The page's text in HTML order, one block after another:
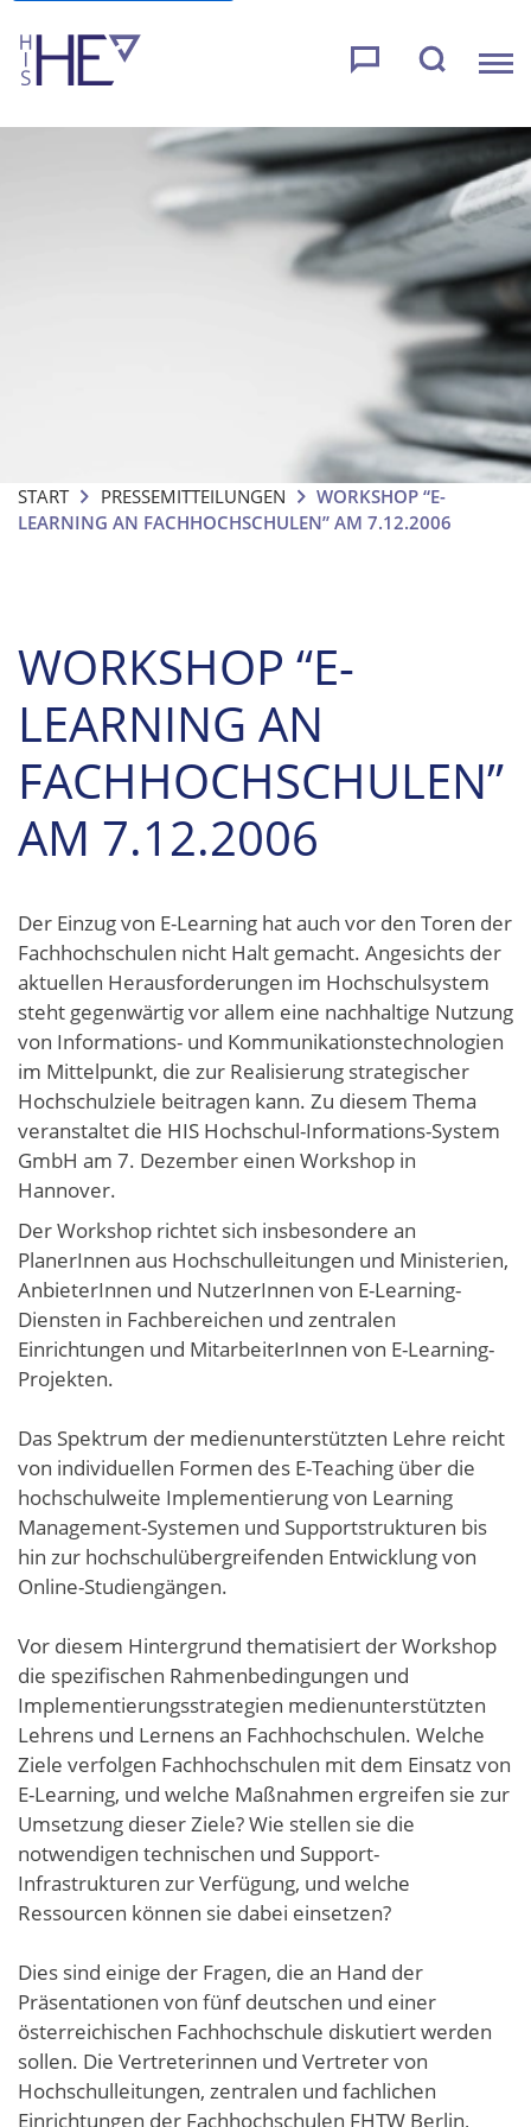
START PRESSEMITTEILUNGEN
WORKSHOP “E-
LEARNING AN FACHHOCHSCHULEN” AM 7.12.2006
WORKSHOP “E-
LEARNING AN
FACHHOCHSCHULEN”
AM 7.12.2006
Der Einzug von E-Learning hat auch vor den Toren der
Fachhochschulen nicht Halt gemacht. Angesichts der
aktuellen Herausforderungen im Hochschulsystem
steht gegenwärtig vor allem eine nachhaltige Nutzung
von Informations- und Kommunikationstechnologien
im Mittelpunkt, die zur Realisierung strategischer
Hochschulziele beitragen kann. Zu diesem Thema
veranstaltet die HIS Hochschul-Informations-System
GmbH am 7. Dezember einen Workshop in
Hannover.
Der Workshop richtet sich insbesondere an
PlanerInnen aus Hochschulleitungen und Ministerien,
AnbieterInnen und NutzerInnen von E-Learning-
Diensten in Fachbereichen und zentralen
Einrichtungen und MitarbeiterInnen von E-Learning-
Projekten.
Das Spektrum der medienunterstützten Lehre reicht
von individuellen Formen des E-Teaching über die
hochschulweite Implementierung von Learning
Management-Systemen und Supportstrukturen bis
hin zur hochschulübergreifenden Entwicklung von
Online-Studiengängen.
Vor diesem Hintergrund thematisiert der Workshop
die spezifischen Rahmenbedingungen und
Implementierungsstrategien medienunterstützten
Lehrens und Lernens an Fachhochschulen. Welche
Ziele verfolgen Fachhochschulen mit dem Einsatz von
E-Learning, und welche Maßnahmen ergreifen sie zur
Umsetzung dieser Ziele? Wie stellen sie die
notwendigen technischen und Support-
Infrastrukturen zur Verfügung, und welche
Ressourcen können sie dabei einsetzen?
Dies sind einige der Fragen, die an Hand der
Präsentationen von fünf deutschen und einer
österreichischen Fachhochschule diskutiert werden
sollen. Die Vertreterinnen und Vertreter von
Hochschulleitungen, zentralen und fachlichen
Einrichtungen der Fachhochschulen FHTW Berlin,